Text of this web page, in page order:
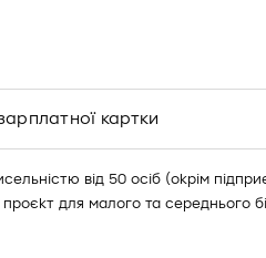
картки
від 50 осіб (окрім
для малого та середнього